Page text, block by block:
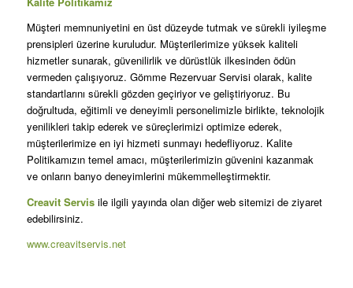
Müşteri memnuniyetini en üst düzeyde tutmak ve sürekli iyileşme
prensipleri üzerine kuruludur. Müşterilerimize yüksek kaliteli
hizmetler sunarak, güvenilirlik ve dürüstlük ilkesinden ödün
vermeden çalışıyoruz. Gömme Rezervuar Servisi olarak, kalite
standartlarını sürekli gözden geçiriyor ve geliştiriyoruz. Bu
doğrultuda, eğitimli ve deneyimli personelimizle birlikte, teknolojik
yenilikleri takip ederek ve süreçlerimizi optimize ederek,
müşterilerimize en iyi hizmeti sunmayı hedefliyoruz. Kalite
Politikamızın temel amacı, müşterilerimizin güvenini kazanmak
ve onların banyo deneyimlerini mükemmelleştirmektir.
Creavit Servisile ilgili yayında olan diğer web sitemizi de ziyaret
edebilirsiniz.
www.creavitservis.net